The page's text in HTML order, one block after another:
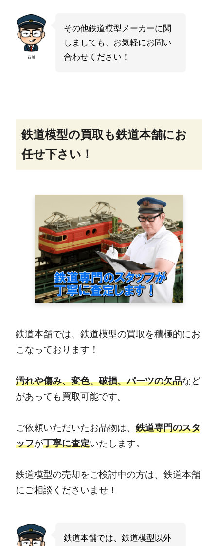
石川
その他鉄道模型メーカーに関
しましても、お気軽にお問い
合わせください！
鉄道模型の買取も鉄道本舗にお
任せ下さい！
鉄道本舗では、鉄道模型の買取を積極的にお
こなっております！
汚れや傷み、変色、破損、パーツの欠品など
があっても買取可能です。
ご依頼いただいたお品物は、 鉄道専門のスタ
ッフが丁寧に査定いたします。
鉄道模型の売却をご検討中の方は、鉄道本舗
にご相談くださいませ！
鉄道本舗では、鉄道模型以外